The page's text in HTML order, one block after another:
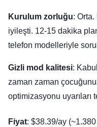
Kurulum zorluğu:
iyileşti. 12-15 dakika
telefon modelleriyle
Gizli mod kalitesi:
zaman zaman
optimizasyonu uyarıları
Fiyat: $38.39/ay